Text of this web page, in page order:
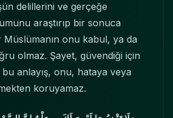
delillerini ve gerçeğe
araştırıp bir sonuca
onu kabul, ya da
olmaz. Şayet, güvendiği için
anlayış, onu, hataya veya
koruyamaz.